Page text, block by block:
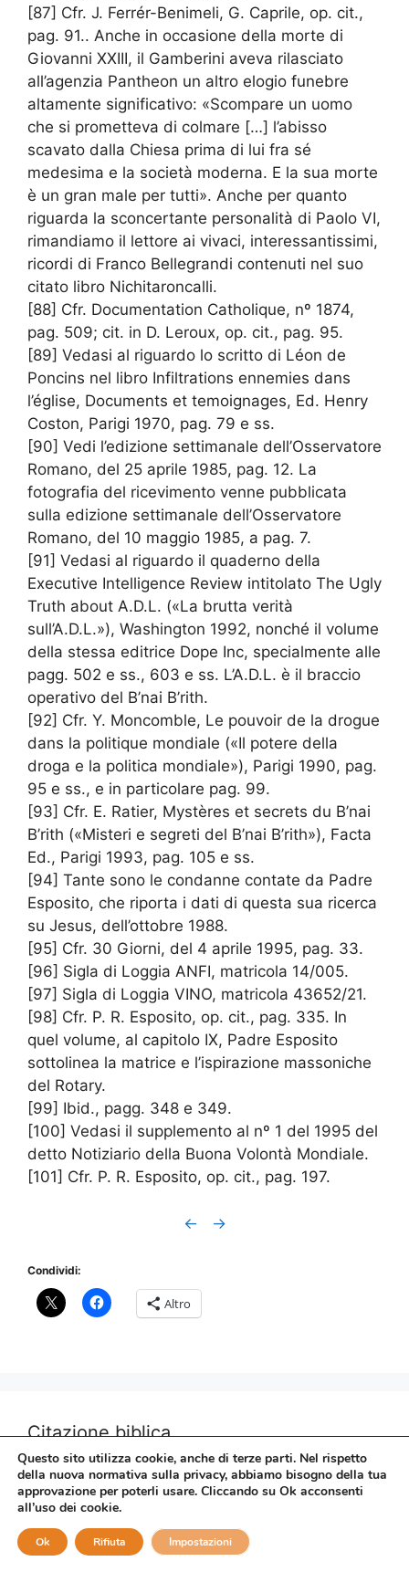
[87] Cfr. J. Ferrér-Benimeli, G. Caprile, op. cit.,
pag. 91.. Anche in occasione della morte di
Giovanni XXIII, il Gamberini aveva rilasciato
all’agenzia Pantheon un altro elogio funebre
altamente significativo: «Scompare un uomo
che si prometteva di colmare […] l’abisso
scavato dalla Chiesa prima di lui fra sé
medesima e la società moderna. E la sua morte
è un gran male per tutti». Anche per quanto
riguarda la sconcertante personalità di Paolo VI,
rimandiamo il lettore ai vivaci, interessantissimi,
ricordi di Franco Bellegrandi contenuti nel suo
citato libro Nichitaroncalli.
[88] Cfr. Documentation Catholique, nº 1874,
pag. 509; cit. in D. Leroux, op. cit., pag. 95.
[89] Vedasi al riguardo lo scritto di Léon de
Poncins nel libro Infiltrations ennemies dans
l’église, Documents et temoignages, Ed. Henry
Coston, Parigi 1970, pag. 79 e ss.
[90] Vedi l’edizione settimanale dell’Osservatore
Romano, del 25 aprile 1985, pag. 12. La
fotografia del ricevimento venne pubblicata
sulla edizione settimanale dell’Osservatore
Romano, del 10 maggio 1985, a pag. 7.
[91] Vedasi al riguardo il quaderno della
Executive Intelligence Review intitolato The Ugly
Truth about A.D.L. («La brutta verità
sull’A.D.L.»), Washington 1992, nonché il volume
della stessa editrice Dope Inc, specialmente alle
pagg. 502 e ss., 603 e ss. L’A.D.L. è il braccio
operativo del B’nai B’rith.
[92] Cfr. Y. Moncomble, Le pouvoir de la drogue
dans la politique mondiale («Il potere della
droga e la politica mondiale»), Parigi 1990, pag.
95 e ss., e in particolare pag. 99.
[93] Cfr. E. Ratier, Mystères et secrets du B’nai
B’rith («Misteri e segreti del B’nai B’rith»), Facta
Ed., Parigi 1993, pag. 105 e ss.
[94] Tante sono le condanne contate da Padre
Esposito, che riporta i dati di questa sua ricerca
su Jesus, dell’ottobre 1988.
[95] Cfr. 30 Giorni, del 4 aprile 1995, pag. 33.
[96] Sigla di Loggia ANFI, matricola 14/005.
[97] Sigla di Loggia VINO, matricola 43652/21.
[98] Cfr. P. R. Esposito, op. cit., pag. 335. In
quel volume, al capitolo IX, Padre Esposito
sottolinea la matrice e l’ispirazione massoniche
del Rotary.
[99] Ibid., pagg. 348 e 349.
[100] Vedasi il supplemento al nº 1 del 1995 del
detto Notiziario della Buona Volontà Mondiale.
[101] Cfr. P. R. Esposito, op. cit., pag. 197.
← →
Condividi:
Altro
Citazione biblica
Guai al mondo per gli scandali! Poiché, ben è
necessario che avvengan degli scandali; ma
guai all’uomo per cui lo scandalo avviene!
(Matteo 18:7)
Questo sito utilizza cookie, anche di terze parti. Nel rispetto
della nuova normativa sulla privacy, abbiamo bisogno della tua
approvazione per poterli usare. Cliccando su Ok acconsenti
all’uso dei cookie.
Ok Rifiuta Impostazioni